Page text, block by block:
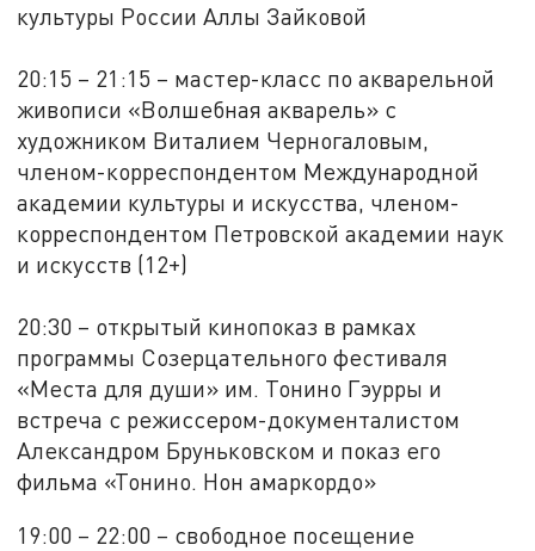
культуры России Аллы Зайковой
20:15 – 21:15 – мастер-класс по акварельной
живописи «Волшебная акварель» с
художником Виталием Черногаловым,
членом-корреспондентом Международной
академии культуры и искусства, членом-
корреспондентом Петровской академии наук
и искусств (12+)
20:30 – открытый кинопоказ в рамках
программы Созерцательного фестиваля
«Места для души» им. Тонино Гэурры и
встреча с режиссером-документалистом
Александром Бруньковском и показ его
фильма «Тонино. Нон амаркордо»
19:00 – 22:00 – свободное посещение